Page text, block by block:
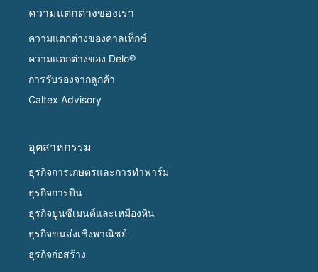
ความแตกต่างของเรา
ความแตกต่างของคาลเท็กซ์
ความแตกต่างของ Delo®
การรับรองจากลูกค้า
Caltex Advisory
อุตสาหกรรม
ธุรกิจการเกษตรและการทำฟาร์ม
ธุรกิจการบิน
ธุรกิจปูนซีเมนต์และเหมืองหิน
ธุรกิจขนส่งเชิงพาณิชย์
ธุรกิจก่อสร้าง